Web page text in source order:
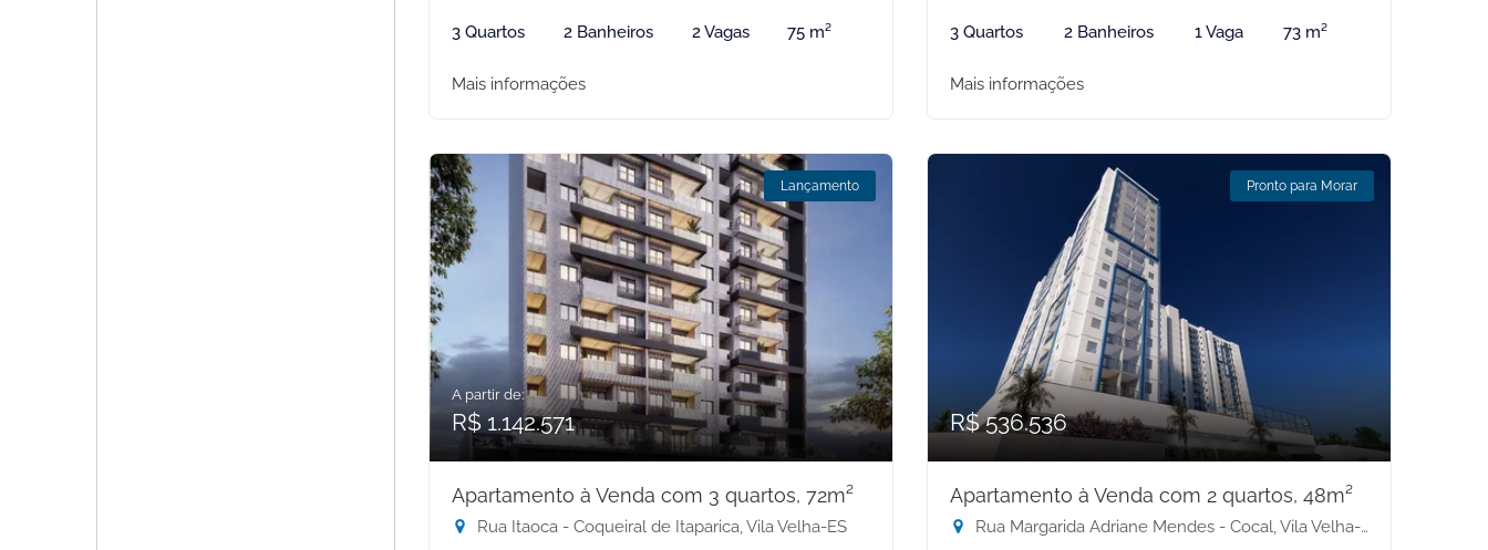
3 Quartos 2 Banheiros 2 Vagas 75 m²
Mais informações
3 Quartos 2 Banheiros 1 Vaga 73 m²
Mais informações
Lançamento
A partir de:
R$ 1.142.571
Apartamento à Venda com 3 quartos, 72m²
Rua Itaoca - Coqueiral de Itaparica, Vila Velha-ES
Pronto para Morar
R$ 536.536
Apartamento à Venda com 2 quartos, 48m²
Rua Margarida Adriane Mendes - Cocal, Vila Velha-ES